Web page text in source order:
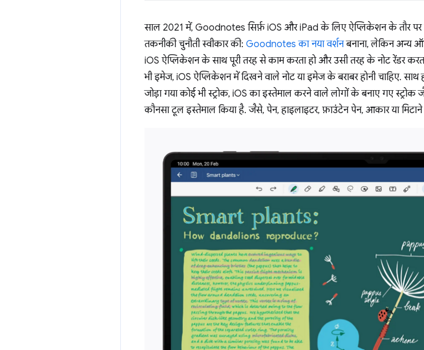
साल 2021 में, Goodnotes सिर्फ़ iOS और iPad के लिए ऐप्लिकेशन के तौर पर
तकनीकी चुनौती स्वीकार की: Goodnotes का नया वर्शनबनाना, लेकिन अन्य
iOS ऐप्लिकेशन के साथ पूरी तरह से काम करता हो और उसी तरह के नोट रेंडर
भी इमेज, iOS ऐप्लिकेशन में दिखने वाले नोट या इमेज के बराबर होनी चाहिए.
जोड़ा गया कोई भी स्ट्रोक, iOS का इस्तेमाल करने वाले लोगों के बनाए गए स्ट्रोक
कौनसा टूल इस्तेमाल किया है. जैसे, पेन, हाइलाइटर, फ़ाउंटेन पेन, आकार या